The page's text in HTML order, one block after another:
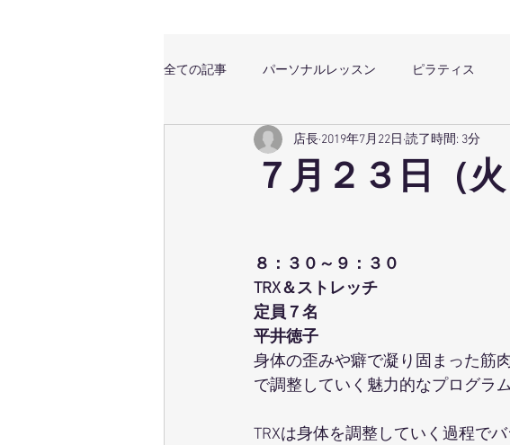
全ての記事 パーソナルレッスン ピラティス
体幹トレーニング マサラバングラ ピラテ
テクニカル養成コース パーソナルストレッチ
ポールウォーキング ピラティス養成コース
７月２３日（
店長 2019年7月22日 読了時間: 3分
８：３０～９：３０
TRX＆ストレッチ
定員７名
平井徳子
身体の歪みや癖で凝り固まった筋
で調整していく魅力的なプログラム
TRXは身体を調整していく過程で